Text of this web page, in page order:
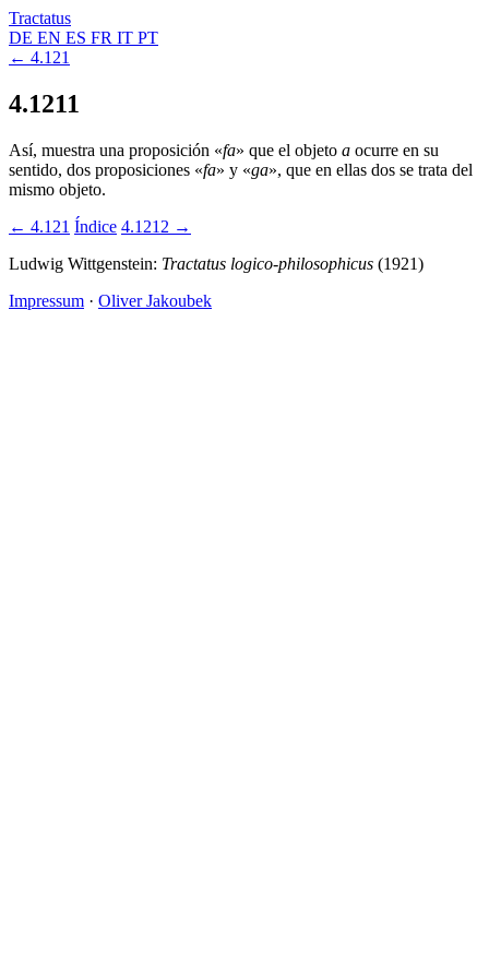
Tractatus
DE EN ES FR IT PT
← 4.121
4.1211
Así, muestra una proposición «fa» que el objeto a ocurre en su
sentido, dos proposiciones «fa» y «ga», que en ellas dos se trata del
mismo objeto.
← 4.121 Índice 4.1212 →
Ludwig Wittgenstein: Tractatus logico-philosophicus (1921)
Impressum · Oliver Jakoubek